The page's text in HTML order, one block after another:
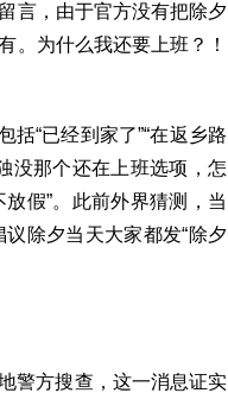
言，由于官方没有把除夕
。为什么我还要上班？！
“已经到家了”“在返乡路
没那个还在上班选项，怎
假”。此前外界猜测，当
议除夕当天大家都发“除夕
警方搜查，这一消息证实